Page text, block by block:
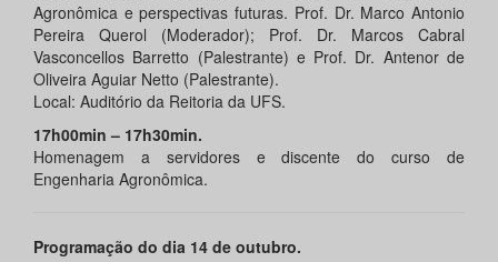
Agronômica e perspectivas futuras. Prof. Dr. Marco Antonio
Pereira Querol (Moderador); Prof. Dr. Marcos Cabral
Vasconcellos Barretto (Palestrante) e Prof. Dr. Antenor de
Oliveira Aguiar Netto (Palestrante).
Local: Auditório da Reitoria da UFS.
17h00min – 17h30min.
Homenagem a servidores e discente do curso de
Engenharia Agronômica.
Programação do dia 14 de outubro.